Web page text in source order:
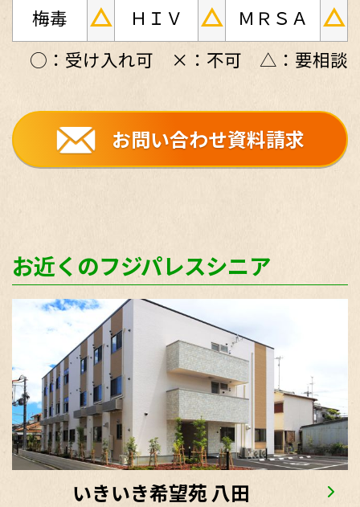
梅毒 △ ＨＩＶ △ ＭＲＳＡ △
○：受け入れ可 ×：不可 △：要相談
お問い合わせ資料請求
お近くのフジパレスシニア
いきいき希望苑 八田